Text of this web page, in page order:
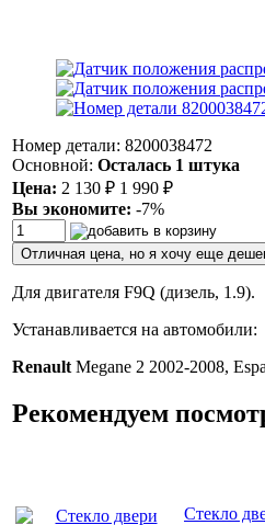
Номер детали: 8200038472
Основной: Осталась 1 штука
Цена: 2 130 ₽ 1 990 ₽
Вы экономите: -7%
Отличная цена, но я хочу еще
Для двигателя F9Q (дизель, 1.9).
Устанавливается на автомобили:
Renault Megane 2 2002-2008,
Рекомендуем
Стекло